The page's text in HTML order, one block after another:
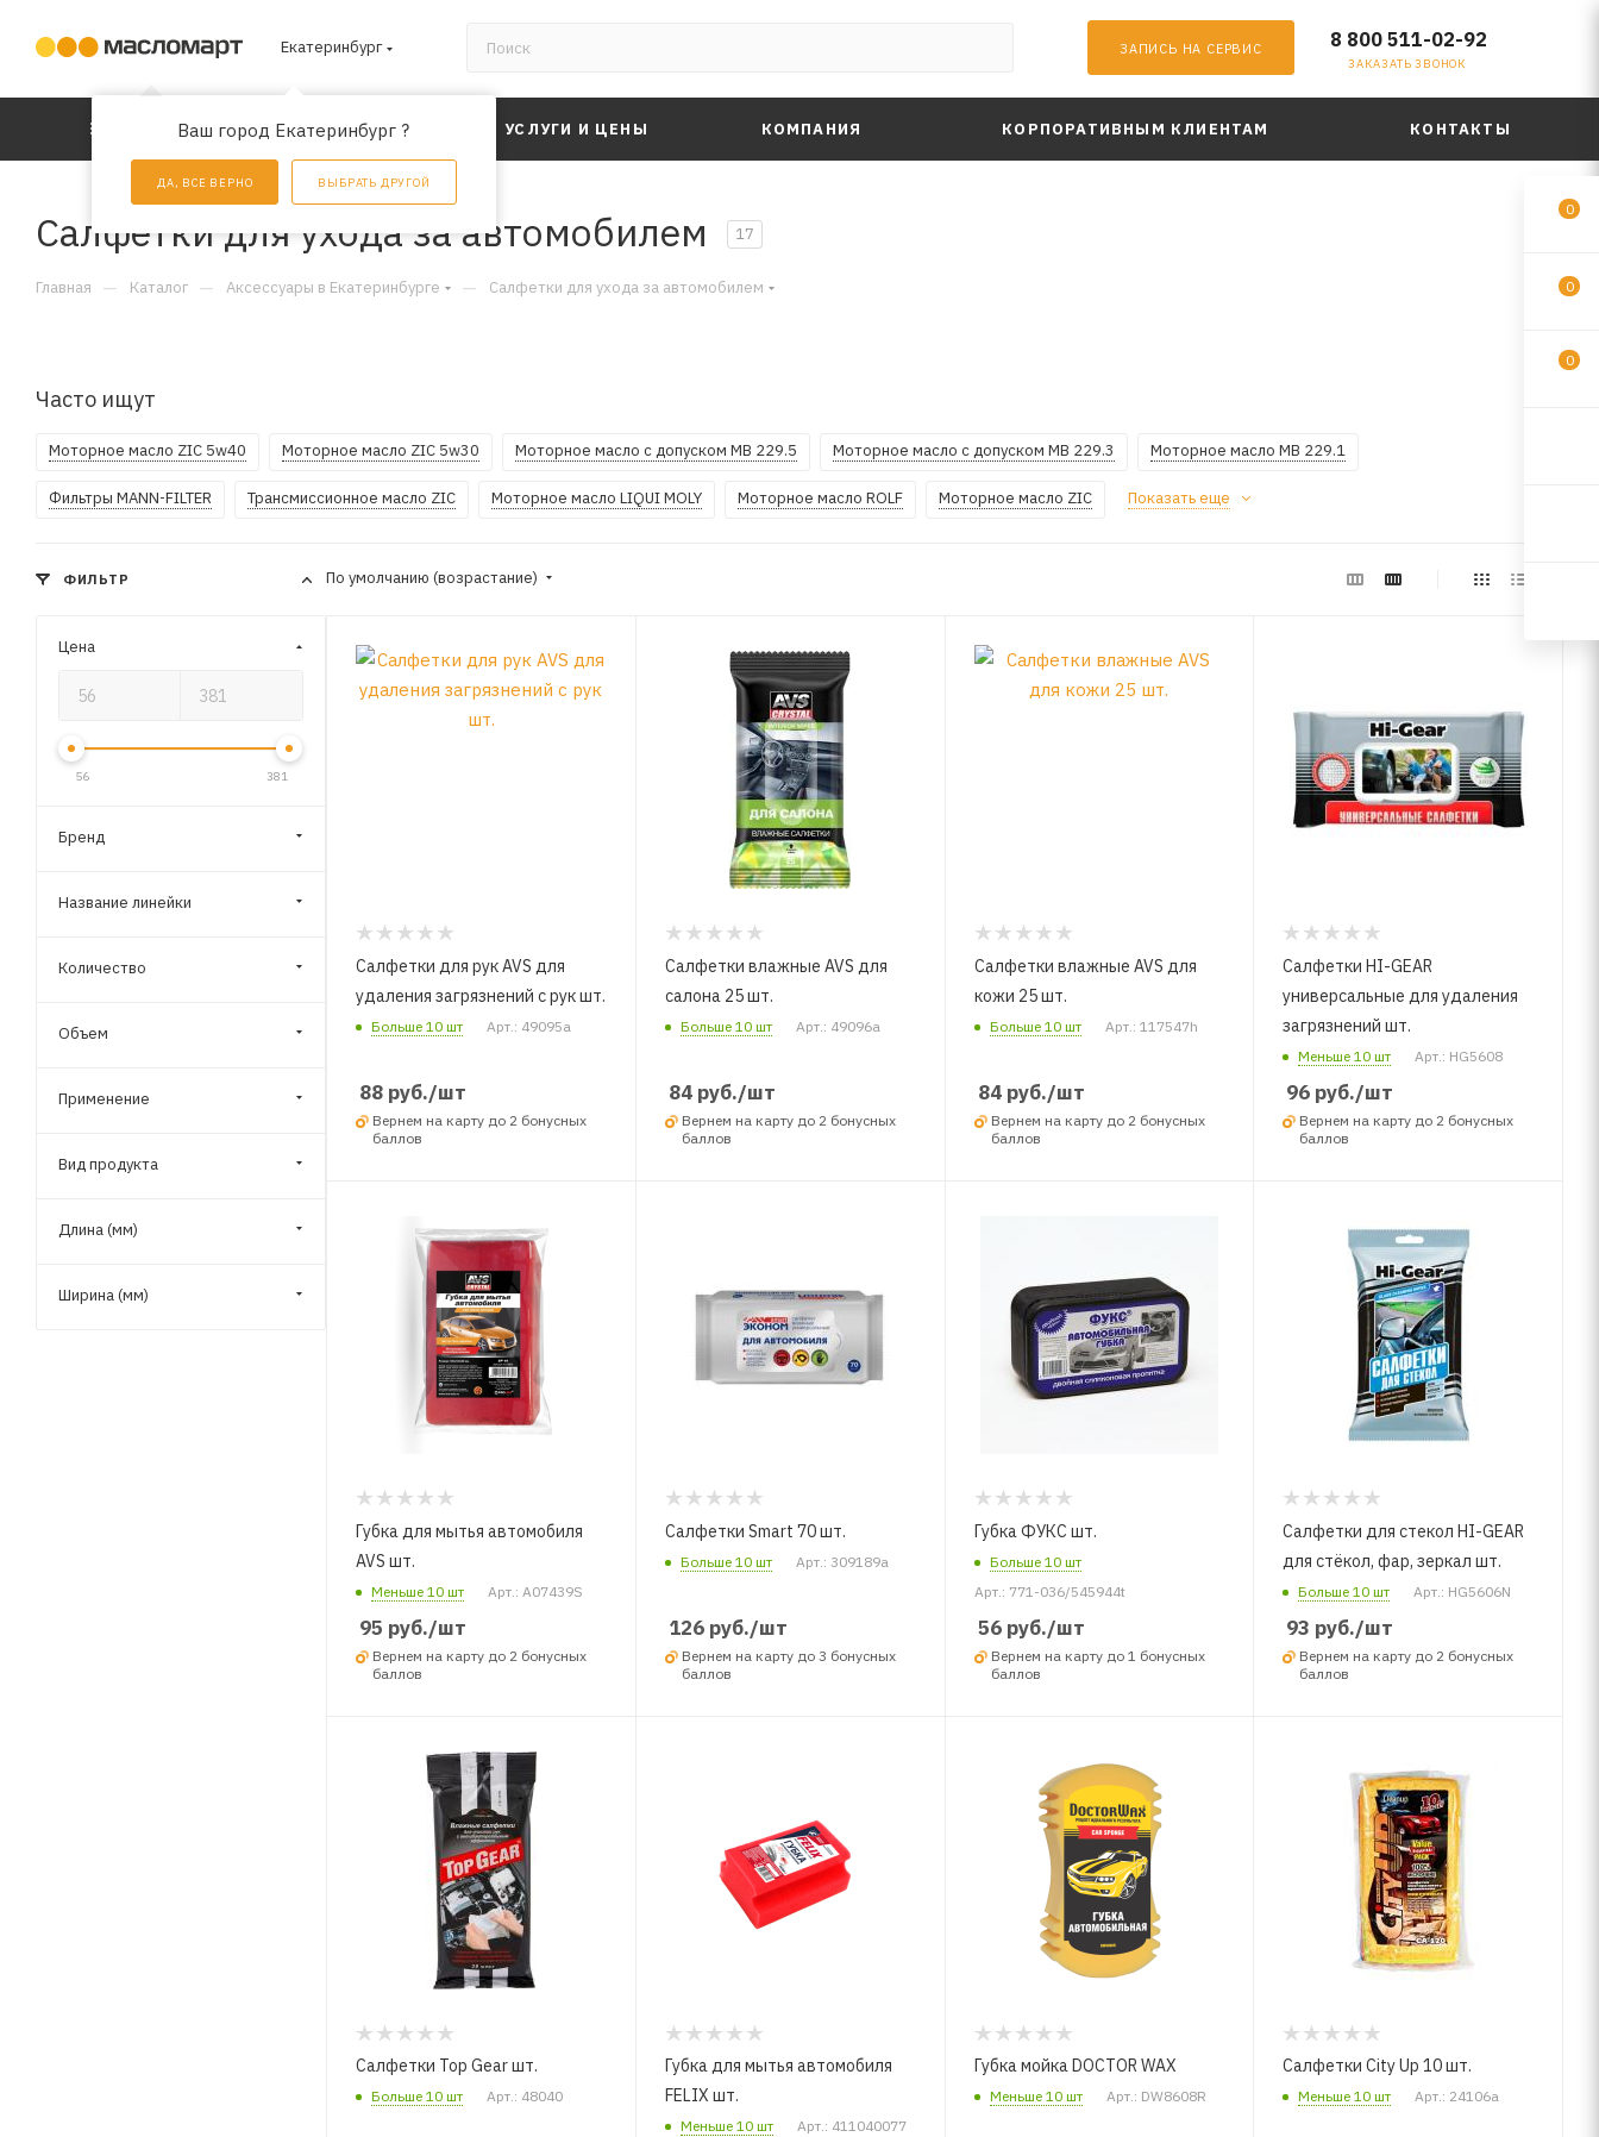
Екатеринбург
Ваш город Екатеринбург ?
ДА, ВСЕ ВЕРНО ВЫБРАТЬ ДРУГОЙ
ЗАПИСЬ НА СЕРВИС 8 800 511-02-92
ЗАКАЗАТЬ ЗВОНОК
КАТАЛОГ АКЦИИ УСЛУГИ И ЦЕНЫ КОМПАНИЯ КОРПОРАТИВНЫМ КЛИЕНТАМ КОНТАКТЫ
Салфетки для ухода за автомобилем 17
Главная — Каталог — Аксессуары в Екатеринбурге — Салфетки для ухода за автомобилем
Часто ищут
Моторное масло ZIC 5w40 Моторное масло ZIC 5w30 Моторное масло с допуском MB 229.5 Моторное масло с допуском MB 229.3 Моторное масло MB 229.1
Фильтры MANN-FILTER Трансмиссионное масло ZIC Моторное масло LIQUI MOLY Моторное масло ROLF Моторное масло ZIC Показать еще
По умолчанию (возрастание)
Салфетки для рук AVS для
удаления загрязнений с рук шт.
Больше 10 шт Арт.: 49095a
88 руб./шт
Вернем на карту до 2 бонусных
баллов
Салфетки влажные AVS для
салона 25 шт.
Больше 10 шт Арт.: 49096a
84руб./шт
Вернем на карту до 2 бонусных
баллов
Салфетки влажные AVS для
кожи 25 шт.
Больше 10 шт Арт.: 117547h
84руб./шт
Вернем на карту до 2 бонусных
баллов
Салфетки HI-GEAR
универсальные для удаления
загрязнений шт.
Меньше 10 шт Арт.: HG5608
96 руб./шт
Вернем на карту до 2 бонусных
баллов
Губка для мытья автомобиля
AVS шт.
Меньше 10 шт Арт.: A07439S
95 руб./шт
Вернем на карту до 2 бонусных
баллов
Салфетки Smart 70 шт.
Больше 10 шт Арт.: 309189a
126руб./шт
Вернем на карту до 3 бонусных
баллов
Губка ФУКС шт.
Больше 10 шт
Арт.: 771-036/545944t
56руб./шт
Вернем на карту до 1 бонусных
баллов
Салфетки для стекол HI-GEAR
для стёкол, фар, зеркал шт.
Больше 10 шт Арт.: HG5606N
93 руб./шт
Вернем на карту до 2 бонусных
баллов
Салфетки Top Gear шт.
Больше 10 шт Арт.: 48040
Губка для мытья автомобиля
FELIX шт.
Меньше 10 шт Арт.: 411040077
Губка мойка DOCTOR WAX
Меньше 10 шт Арт.: DW8608R
Салфетки City Up 10 шт.
Меньше 10 шт Арт.: 24106a
ФИЛЬТР
Цена
56 381
Бренд
Название линейки
Количество
Объем
Применение
Вид продукта
Длина (мм)
Ширина (мм)
0
0
0